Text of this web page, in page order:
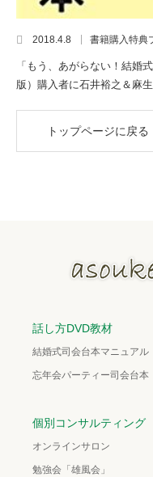
2018.4.8 書籍購入特典
「もう、あがらない！結婚
版）購入者に石井裕之＆麻
トップページに戻る
話し方DVD教材
結婚式司会台本マニュアル
忘年会パーティー司会台本
個別コンサルティング
オンラインサロン
勉強会「雄風会」